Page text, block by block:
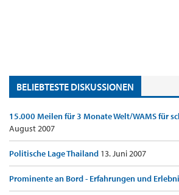
BELIEBTESTE DISKUSSIONEN
15.000 Meilen für 3 Monate Welt/WAMS für
August 2007
Politische Lage Thailand 13. Juni 2007
Prominente an Bord - Erfahrungen und